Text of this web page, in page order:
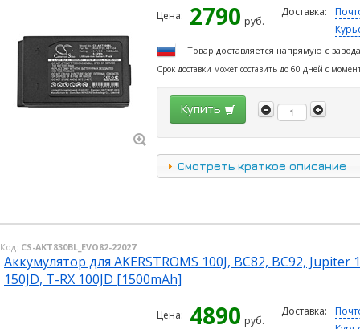
Цена: 2790 руб.
Доставка:
Товар доставляется напрямую с
Срок доставки может составить до 60 дней с
Купить
Смотреть краткое описание
Код: CS-AKT830BL_EVO82-22027
Аккумулятор для AKERSTROMS 100J, BC82, BC92, Jupiter
150JD, T-RX 100JD [1500mAh]
Цена: 4890 руб.
Доставка: